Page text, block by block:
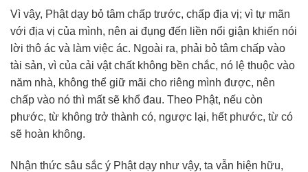
Vì vậy, Phật dạy bỏ tâm chấp trước, chấp địa vị; vì tự mãn
với địa vị của mình, nên ai đụng đến liền nổi giận khiến nói
lời thô ác và làm việc ác. Ngoài ra, phải bỏ tâm chấp vào
tài sản, vì của cải vật chất không bền chắc, nó lệ thuộc vào
năm nhà, không thể giữ mãi cho riêng mình được, nên
chấp vào nó thì mất sẽ khổ đau. Theo Phật, nếu còn
phước, từ không trở thành có, ngược lại, hết phước, từ có
sẽ hoàn không.
Nhận thức sâu sắc ý Phật dạy như vậy, ta vẫn hiện hữu,